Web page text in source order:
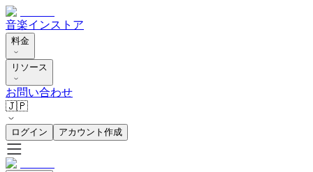
音楽インストア
料金
リソース
お問い合わせ
🇯🇵
ログイン アカウント作成